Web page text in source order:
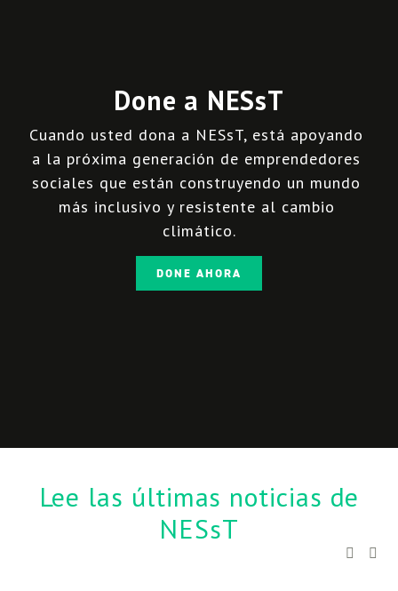
Done a NESsT
Cuando usted dona a NESsT, está apoyando
a la próxima generación de emprendedores
sociales que están construyendo un mundo
más inclusivo y resistente al cambio
climático.
DONE AHORA
Lee las últimas noticias de
NESsT